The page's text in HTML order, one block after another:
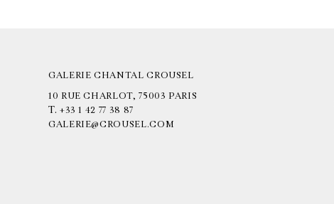
GALERIE CHANTAL CROUSEL
10 RUE CHARLOT, 75003 PARIS
T. +33 1 42 77 38 87
GALERIE@CROUSEL.COM